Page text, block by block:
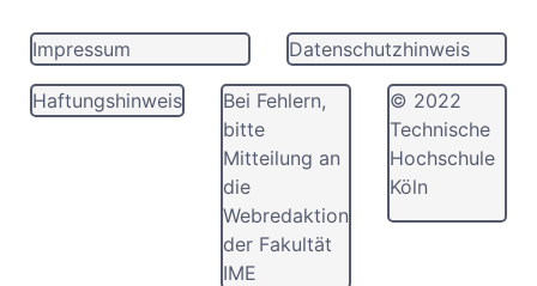
Impressum Datenschutzhinweis
Haftungshinweis
Bei Fehlern,
bitte
Mitteilung an
die
Webredaktion
der Fakultät
IME
© 2022
Technische
Hochschule
Köln